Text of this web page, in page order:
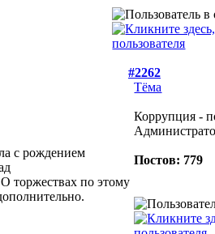
#2262
с рождением
торжествах по этому
Тёма
Коррупция -
Постов: 779